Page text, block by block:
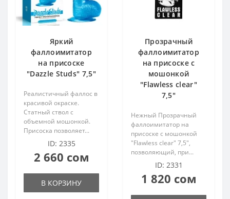
Яркий
фаллоимитатор
на присоске
"Dazzle Studs" 7,5"
Реалистичный фаллос в
красивой окраске.
Статный ствол с
объемной мошонкой.
Присоска позволяет...
ID: 2335
2 660 сом
В КОРЗИНУ
Прозрачный
фаллоимитатор
на присоске с
мошонкой
"Flawless clear"
7,5"
Нежный Прозрачный
фаллоимитатор на
присоске с мошонкой
"Flawless clear" 7,5",
позволяющий, при...
ID: 2331
1 820 сом